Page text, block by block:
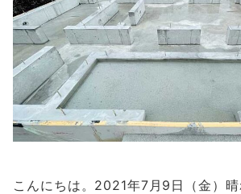
こんにちは。2021年7月9日（金）